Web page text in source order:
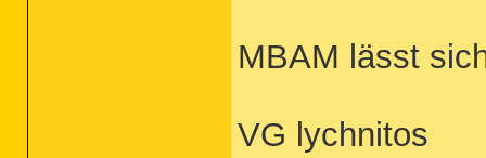
MBAM lässt
VG lychnitos